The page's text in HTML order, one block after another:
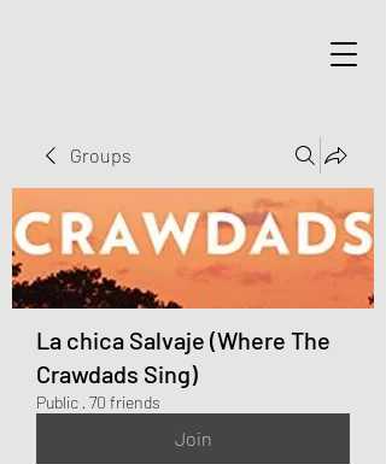
Groups
La chica Salvaje (Where The
Crawdads Sing)
Public · 70 friends
Join